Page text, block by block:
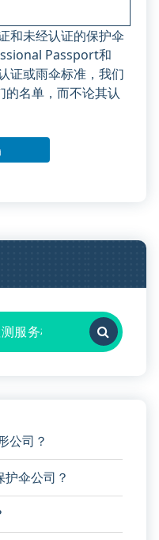
和未经认证的保护伞
Passport和
证或雨伞标准，我们
名单，而不论其认
公司？
伞公司？